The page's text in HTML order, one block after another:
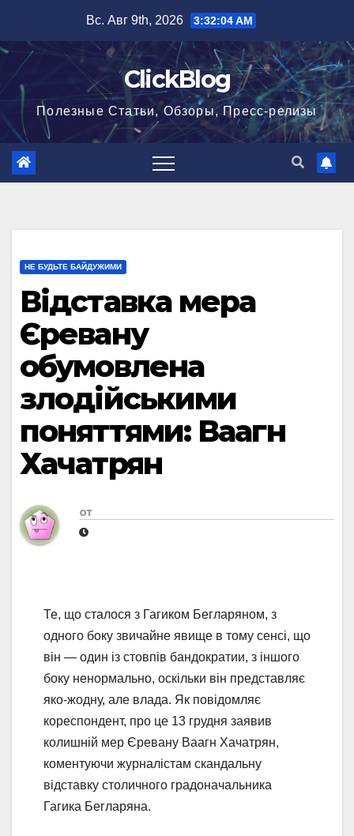
содержимому
Вс. Авг 9th, 2026 3:32:05 AM
ClickBlog
Полезные Статьи, Обзоры, Пресс-релизы
НЕ БУДЬТЕ БАЙДУЖИМИ
Відставка мера
Єревану
обумовлена
злодійськими
поняттями: Ваагн
Хачатрян
от
Те, що сталося з Гагиком Бегларяном, з
одного боку звичайне явище в тому сенсі, що
він — один із стовпів бандократии, з іншого
боку ненормально, оскільки він представляє
яко-жодну, але влада. Як повідомляє
кореспондент, про це 13 грудня заявив
колишній мер Єревану Ваагн Хачатрян,
коментуючи журналістам скандальну
відставку столичного градоначальника
Гагика Бегларяна.